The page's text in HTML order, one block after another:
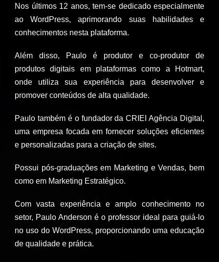
Nos últimos 12 anos, tem-se dedicado especialmente
ao WordPress, aprimorando suas habilidades e
conhecimentos nesta plataforma.
Além disso, Paulo é produtor e co-produtor de
produtos digitais em plataformas como a Hotmart,
onde utiliza sua experiência para desenvolver e
promover conteúdos de alta qualidade.
Paulo também é o fundador da CRIEI Agência Digital,
uma empresa focada em fornecer soluções eficientes
e personalizadas para a criação de sites.
Possui pós-graduações em Marketing e Vendas, bem
como em Marketing Estratégico.
Com vasta experiência e amplo conhecimento no
setor, Paulo Anderson é o professor ideal para guiá-lo
no uso do WordPress, proporcionando uma educação
de qualidade e prática.